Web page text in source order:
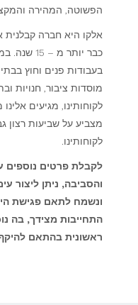
הפשוטה, המהירה
אלקו היא חברה קבלנית
כבר יותר
בעבודות פנים וחוץ
מוסדות ציבור, חנויות
לקוחותינו, מגיעים
מצביע על שביעות רצון
לקוחותינו.
לקבלת פרטים נוספים
ונשמח לתאם פגישת
התחייבות מצידך, בה
ראשונית בהתאם